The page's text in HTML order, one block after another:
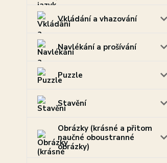
Vkládání a vhazování
Navlékání a prošívání
Puzzle
Stavění
Obrázky (krásné a přitom
naučné oboustranné
obrázky)